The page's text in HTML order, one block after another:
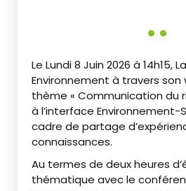
Le Lundi 8 Juin 2026 à 14h15,
Environnement à travers son
thème « Communication du
à l’interface Environnement-
cadre de partage
connaissances.
Au termes de deux heures
thématique avec le